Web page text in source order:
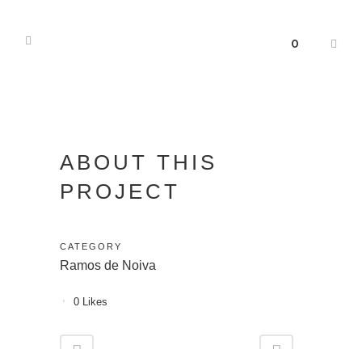
0
ABOUT THIS
PROJECT
CATEGORY
Ramos de Noiva
0 Likes